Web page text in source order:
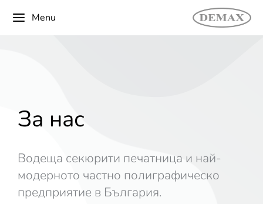
Menu
За нас
Водеща секюрити печатница и най-
модерното частно полиграфическо
предприятие в България.